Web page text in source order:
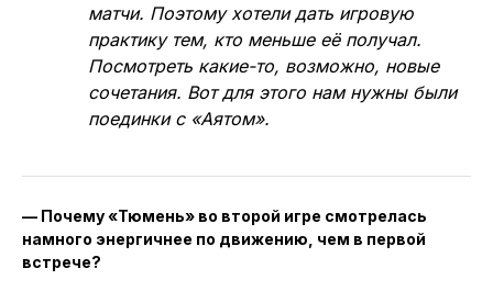
матчи. Поэтому хотели дать игровую
практику тем, кто меньше её получал.
Посмотреть какие-то, возможно, новые
сочетания. Вот для этого нам нужны были
поединки с «Аятом».
— Почему «Тюмень» во второй игре смотрелась
намного энергичнее по движению, чем в первой
встрече?